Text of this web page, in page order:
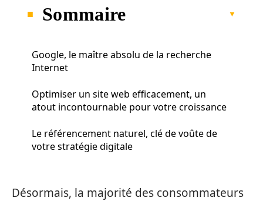
Sommaire
Google, le maître absolu de la recherche
Internet
Optimiser un site web efficacement, un
atout incontournable pour votre croissance
Le référencement naturel, clé de voûte de
votre stratégie digitale
Désormais, la majorité des consommateurs